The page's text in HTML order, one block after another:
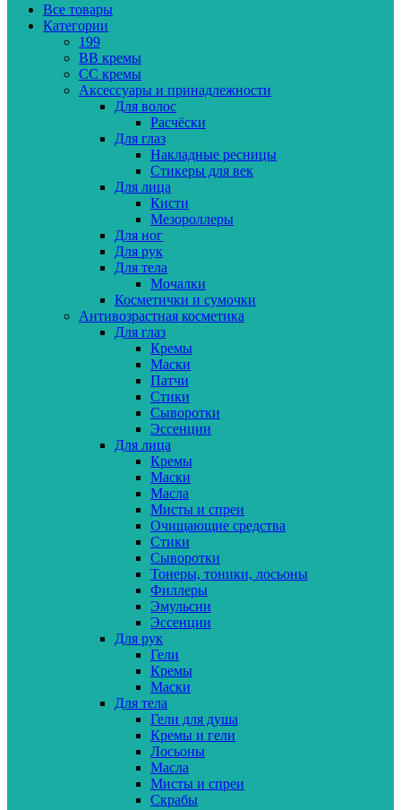
Все товары
Категории
199
BB кремы
CC кремы
Аксессуары и принадлежности
Для волос
Расчёски
Для глаз
Накладные ресницы
Стикеры для век
Для лица
Кисти
Мезороллеры
Для ног
Для рук
Для тела
Мочалки
Косметички и сумочки
Антивозрастная косметика
Для глаз
Кремы
Маски
Патчи
Стики
Сыворотки
Эссенции
Для лица
Кремы
Маски
Масла
Мисты и спреи
Очищающие средства
Стики
Сыворотки
Тонеры, тоники, лосьоны
Филлеры
Эмульсии
Эссенции
Для рук
Гели
Кремы
Маски
Для тела
Гели для душа
Кремы и гели
Лосьоны
Масла
Мисты и спреи
Скрабы